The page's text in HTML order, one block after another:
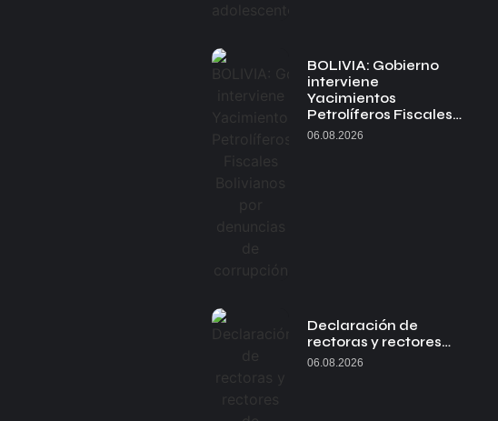
BOLIVIA: Gobierno
interviene
Yacimientos
Petrolíferos Fiscales…
06.08.2026
Declaración de
rectoras y rectores…
06.08.2026